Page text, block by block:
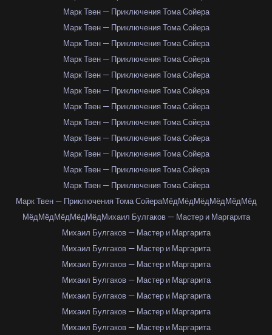
Марк Твен — Приключения Тома Сойера
Марк Твен — Приключения Тома Сойера
Марк Твен — Приключения Тома Сойера
Марк Твен — Приключения Тома Сойера
Марк Твен — Приключения Тома Сойера
Марк Твен — Приключения Тома Сойера
Марк Твен — Приключения Тома Сойера
Марк Твен — Приключения Тома Сойера
Марк Твен — Приключения Тома Сойера
Марк Твен — Приключения Тома Сойера
Марк Твен — Приключения Тома Сойера
Марк Твен — Приключения Тома Сойера
Марк Твен — Приключения Тома СойераМёдМёдМёдМёдМёдМёд
МёдМёдМёдМёдМёдМихаил Булгаков — Мастер и Маргарита
Михаил Булгаков — Мастер и Маргарита
Михаил Булгаков — Мастер и Маргарита
Михаил Булгаков — Мастер и Маргарита
Михаил Булгаков — Мастер и Маргарита
Михаил Булгаков — Мастер и Маргарита
Михаил Булгаков — Мастер и Маргарита
Михаил Булгаков — Мастер и Маргарита